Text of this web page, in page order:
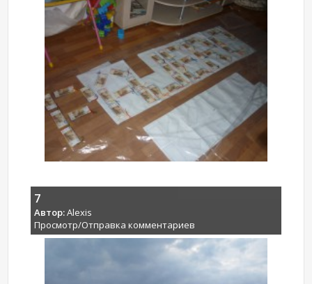
7
Автор:Alexis
Просмотр/Отправка комментариев